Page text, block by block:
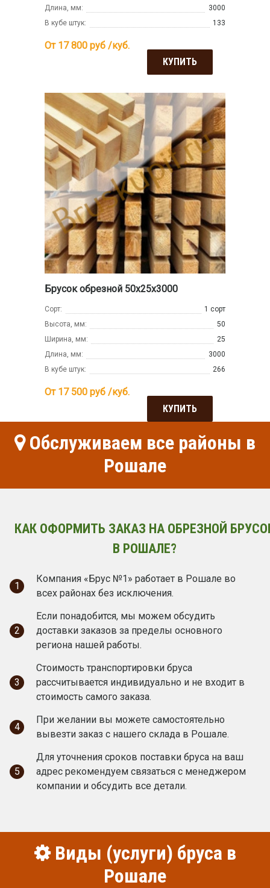
Длина, мм:
3000
В кубе штук:
133
От 17 800 руб /куб.
КУПИТЬ
Брусок обрезной 50х25х3000
Сорт:
1 сорт
Высота, мм:
50
Ширина, мм:
25
Длина, мм:
3000
В кубе штук:
266
От 17 500 руб /куб.
КУПИТЬ
Обслуживаем все районы в
Рошале
КАК ОФОРМИТЬ ЗАКАЗ НА ОБРЕЗНОЙ
В РОШАЛЕ?
1
Компания «Брус №1» работает в Рошале во
всех районах без исключения.
2
Если понадобится, мы можем обсудить
доставки заказов за пределы основного
региона нашей работы.
3
Стоимость транспортировки бруса
рассчитывается индивидуально и не входит в
стоимость самого заказа.
4
При желании вы можете самостоятельно
вывезти заказ с нашего склада в Рошале.
5
Для уточнения сроков поставки бруса на ваш
адрес рекомендуем связаться с менеджером
компании и обсудить все детали.
Виды (услуги) бруса в
Рошале